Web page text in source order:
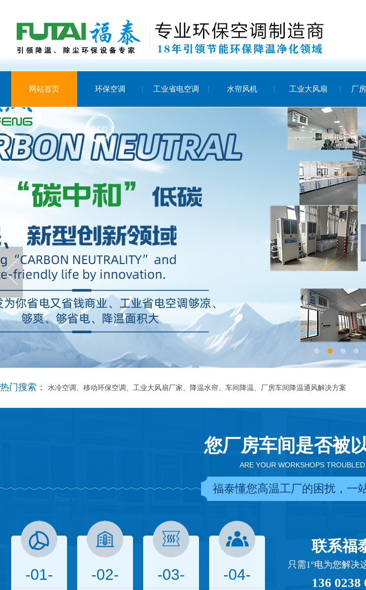
网站首页 环保空调 工业省电空调 水帘风机 工业大风扇 厂
热门搜索： 水冷空调、移动环保空调、工业大风扇厂家、降温水帘、车间降温、厂房车间降温通风解决方案
您厂房车间是否被
ARE YOUR WORKSHOPS
福泰懂您高温工厂的困扰，一
-01- -02- -03- -04-
联系福
只需1°电为您解决
136 0238